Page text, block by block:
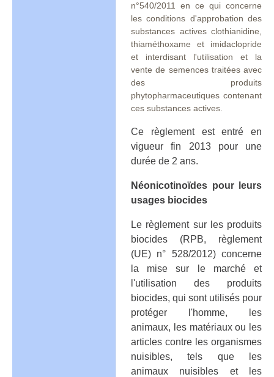
n°540/2011 en ce qui concerne
les conditions d'approbation des
substances actives clothianidine,
thiaméthoxame et imidaclopride
et interdisant l'utilisation et la
vente de semences traitées avec
des produits
phytopharmaceutiques contenant
ces substances actives.
Ce règlement est entré en
vigueur fin 2013 pour une
durée de 2 ans.
Néonicotinoïdes pour leurs
usages biocides
Le règlement sur les produits
biocides (RPB, règlement
(UE) n° 528/2012) concerne
la mise sur le marché et
l'utilisation des produits
biocides, qui sont utilisés pour
protéger l'homme, les
animaux, les matériaux ou les
articles contre les organismes
nuisibles, tels que les
animaux nuisibles et les